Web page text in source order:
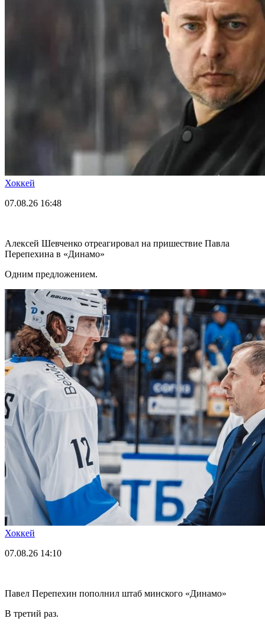
Хоккей
07.08.26 16:48
Алексей Шевченко отреагировал на пришествие Павла
Перепехина в «Динамо»
Одним предложением.
Хоккей
07.08.26 14:10
Павел Перепехин пополнил штаб минского «Динамо»
В третий раз.